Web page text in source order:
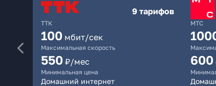
ТТК
9 тарифов
100 мбит/сек
Максимальная скорость
550 ₽/мес
Минимальная цена
Домашний интернет
МТС
600